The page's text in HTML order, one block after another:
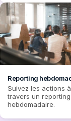
accueillant
Reporting
Suivez les actions
travers un reporting
hebdomadaire.